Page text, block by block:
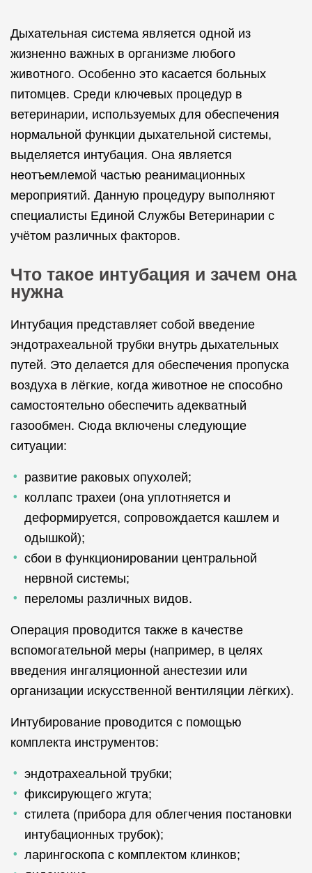
Дыхательная система является одной из
жизненно важных в организме любого
животного. Особенно это касается больных
питомцев. Среди ключевых процедур в
ветеринарии, используемых для обеспечения
нормальной функции дыхательной системы,
выделяется интубация. Она является
неотъемлемой частью реанимационных
мероприятий. Данную процедуру выполняют
специалисты Единой Службы Ветеринарии с
учётом различных факторов.
Что такое интубация и зачем она
нужна
Интубация представляет собой введение
эндотрахеальной трубки внутрь дыхательных
путей. Это делается для обеспечения пропуска
воздуха в лёгкие, когда животное не способно
самостоятельно обеспечить адекватный
газообмен. Сюда включены следующие
ситуации:
развитие раковых опухолей;
коллапс трахеи (она уплотняется и
деформируется, сопровождается кашлем и
одышкой);
сбои в функционировании центральной
нервной системы;
переломы различных видов.
Операция проводится также в качестве
вспомогательной меры (например, в целях
введения ингаляционной анестезии или
организации искусственной вентиляции лёгких).
Интубирование проводится с помощью
комплекта инструментов:
эндотрахеальной трубки;
фиксирующего жгута;
стилета (прибора для облегчения постановки
интубационных трубок);
ларингоскопа с комплектом клинков;